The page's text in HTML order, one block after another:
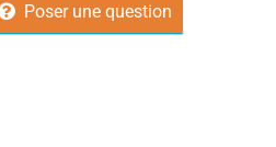
Poser une question